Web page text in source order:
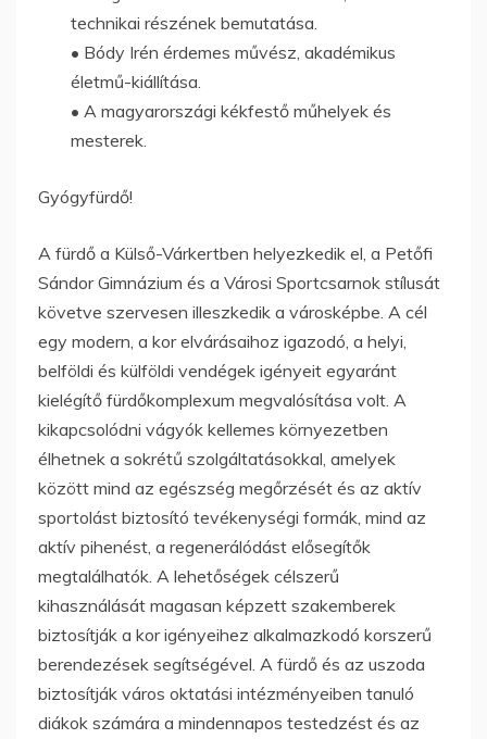
technikai részének bemutatása.
• Bódy Irén érdemes művész, akadémikus
életmű-kiállítása.
• A magyarországi kékfestő műhelyek és
mesterek.
Gyógyfürdő!
A fürdő a Külső-Várkertben helyezkedik el, a Petőfi
Sándor Gimnázium és a Városi Sportcsarnok stílusát
követve szervesen illeszkedik a városképbe. A cél
egy modern, a kor elvárásaihoz igazodó, a helyi,
belföldi és külföldi vendégek igényeit egyaránt
kielégítő fürdőkomplexum megvalósítása volt. A
kikapcsolódni vágyók kellemes környezetben
élhetnek a sokrétű szolgáltatásokkal, amelyek
között mind az egészség megőrzését és az aktív
sportolást biztosító tevékenységi formák, mind az
aktív pihenést, a regenerálódást elősegítők
megtalálhatók. A lehetőségek célszerű
kihasználását magasan képzett szakemberek
biztosítják a kor igényeihez alkalmazkodó korszerű
berendezések segítségével. A fürdő és az uszoda
biztosítják város oktatási intézményeiben tanuló
diákok számára a mindennapos testedzést és az